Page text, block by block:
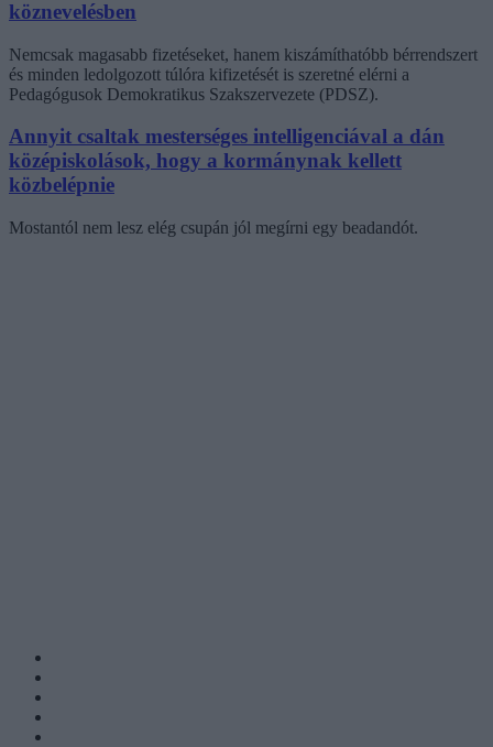
köznevelésben
Nemcsak magasabb fizetéseket, hanem kiszámíthatóbb bérrendszert
és minden ledolgozott túlóra kifizetését is szeretné elérni a
Pedagógusok Demokratikus Szakszervezete (PDSZ).
Annyit csaltak mesterséges intelligenciával a dán
középiskolások, hogy a kormánynak kellett
közbelépnie
Mostantól nem lesz elég csupán jól megírni egy beadandót.